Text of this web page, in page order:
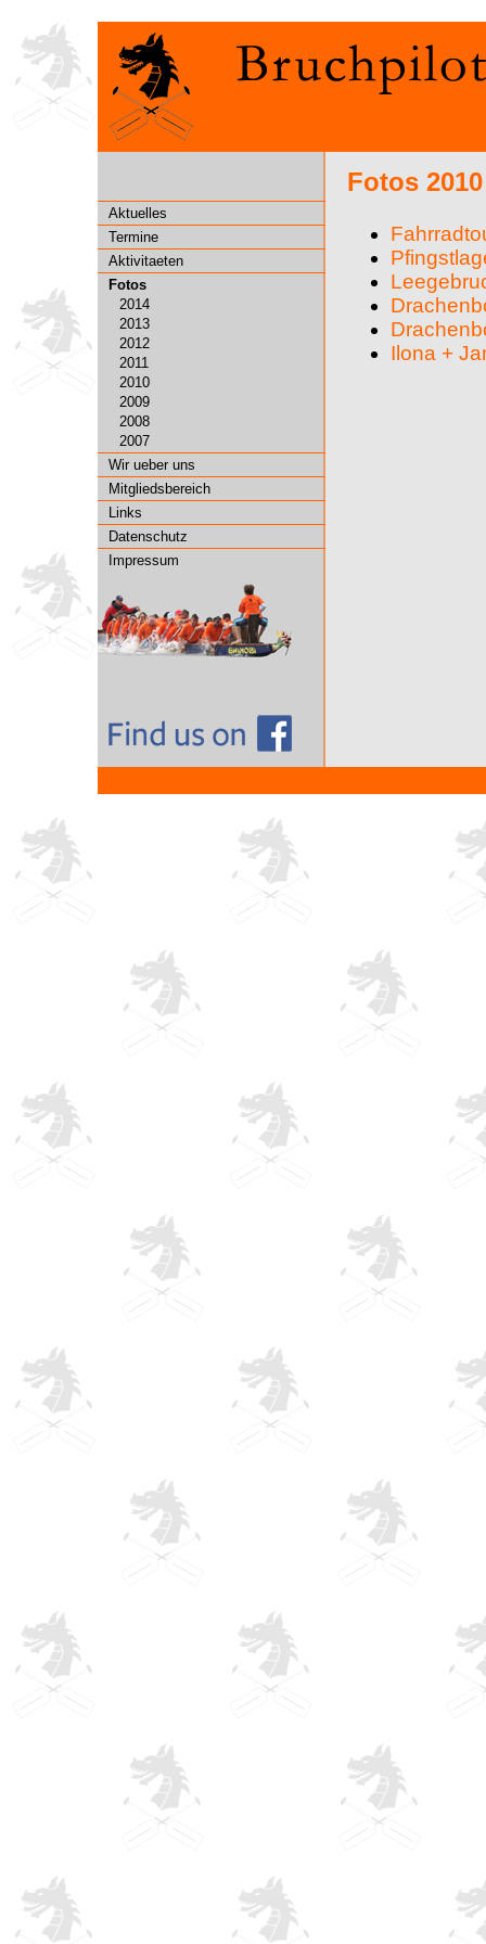
Fotos 2010
Ilona +
Aktuelles
Termine
Aktivitaeten
Fotos
2014
2013
2012
2011
2010
2009
2008
2007
Wir ueber uns
Mitgliedsbereich
Links
Datenschutz
Impressum